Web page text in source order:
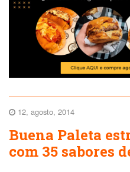
12, agosto, 2014
Buena Paleta
com 35 sabores